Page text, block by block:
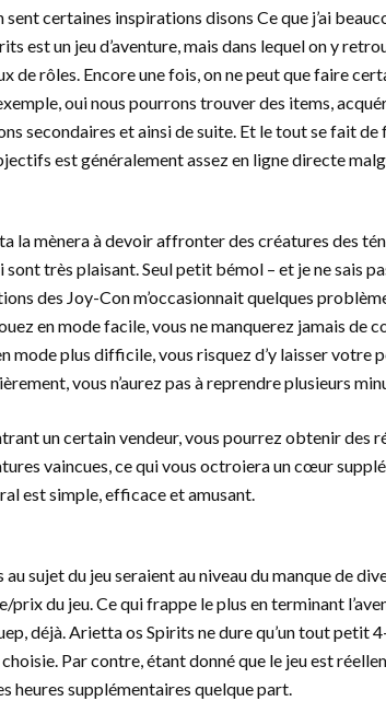
sent certaines inspirations disons Ce que j’ai
est un jeu d’aventure, mais dans lequel on y
de rôles. Encore une fois, on ne peut que faire
oui nous pourrons trouver des items,
secondaires et ainsi de suite. Et le tout se fait de
est généralement assez en ligne directe
la mènera à devoir affronter des créatures des
très plaisant. Seul petit bémol – et je ne sais
des Joy-Con m’occasionnait quelques
en mode facile, vous ne manquerez jamais
mode plus difficile, vous risquez d’y laisser votre
vous n’aurez pas à reprendre plusieurs
un certain vendeur, vous pourrez obtenir
vaincues, ce qui vous octroiera un cœur
est simple, efficace et amusant.
sujet du jeu seraient au niveau du manque de
prix du jeu. Ce qui frappe le plus en terminant
déjà. Arietta os Spirits ne dure qu’un tout petit
Par contre, étant donné que le jeu est
heures supplémentaires quelque part.